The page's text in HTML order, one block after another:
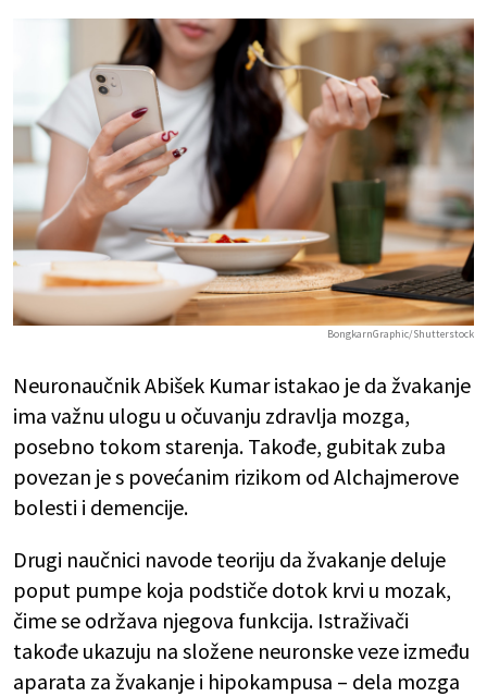
BongkarnGraphic/Shutterstock
Neuronaučnik Abišek Kumar istakao je da žvakanje
ima važnu ulogu u očuvanju zdravlja mozga,
posebno tokom starenja. Takođe, gubitak zuba
povezan je s povećanim rizikom od Alchajmerove
bolesti i demencije.
Drugi naučnici navode teoriju da žvakanje deluje
poput pumpe koja podstiče dotok krvi u mozak,
čime se održava njegova funkcija. Istraživači
takođe ukazuju na složene neuronske veze između
aparata za žvakanje i hipokampusa – dela mozga